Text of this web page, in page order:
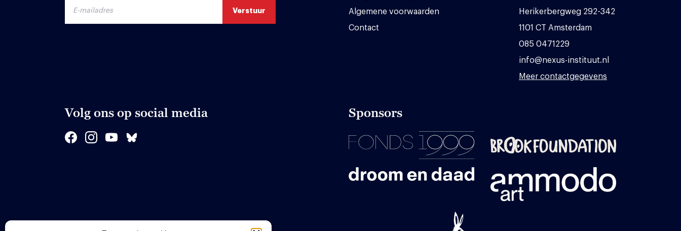
Algemene voorwaarden
Contact
Herikerbergweg 292-342
1101 CT Amsterdam
085 0471229
info@nexus-instituut.nl
Meer contactgegevens
Volg ons op social media Sponsors